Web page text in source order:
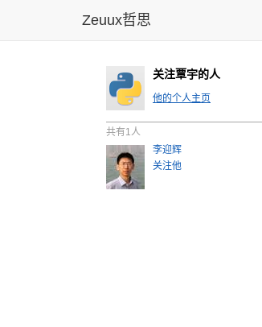
Zeuux哲思
关注覃宇的人
他的个人主页
共有1人
李迎辉
关注他